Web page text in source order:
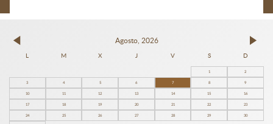
Agosto, 2026
L M X J V S D
1
2
3
4 5 6 7 8
9
10
11 12 13 14 15
16
17
18 19 20 21 22
23
24
25 26 27 28 29
30